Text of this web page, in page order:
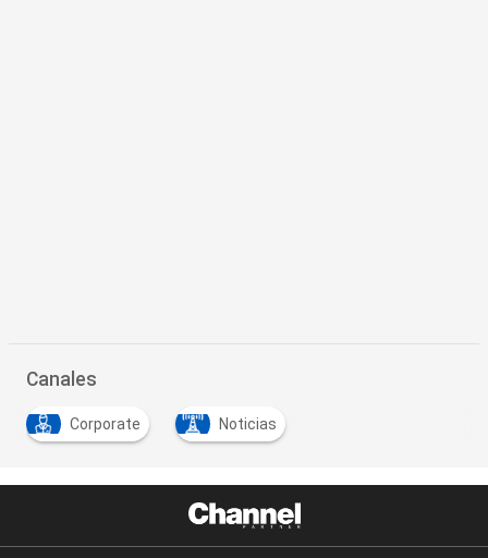
Canales
Corporate Noticias